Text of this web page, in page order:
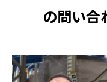
の問い合